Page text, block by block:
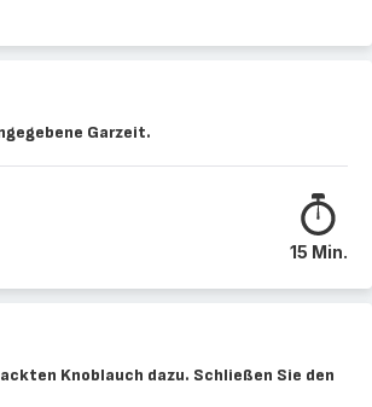
Garzeit.
15 Min.
Knoblauch dazu. Schließen Sie den